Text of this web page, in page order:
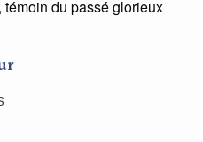
, témoin du passé glorieux